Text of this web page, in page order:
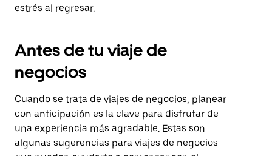
estrés al regresar.
Antes de tu viaje de
negocios
Cuando se trata de viajes de negocios, planear
con anticipación es la clave para disfrutar de
una experiencia más agradable. Estas son
algunas sugerencias para viajes de negocios